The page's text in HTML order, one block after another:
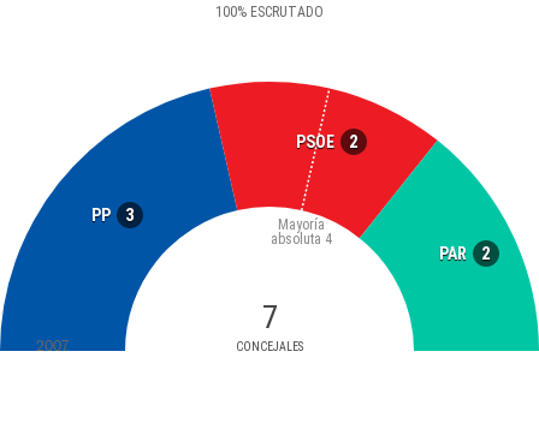
100% ESCRUTADO
PP 3
PSOE 2
PAR 2
7
CONCEJALES
Mayoría
absoluta 4
2007